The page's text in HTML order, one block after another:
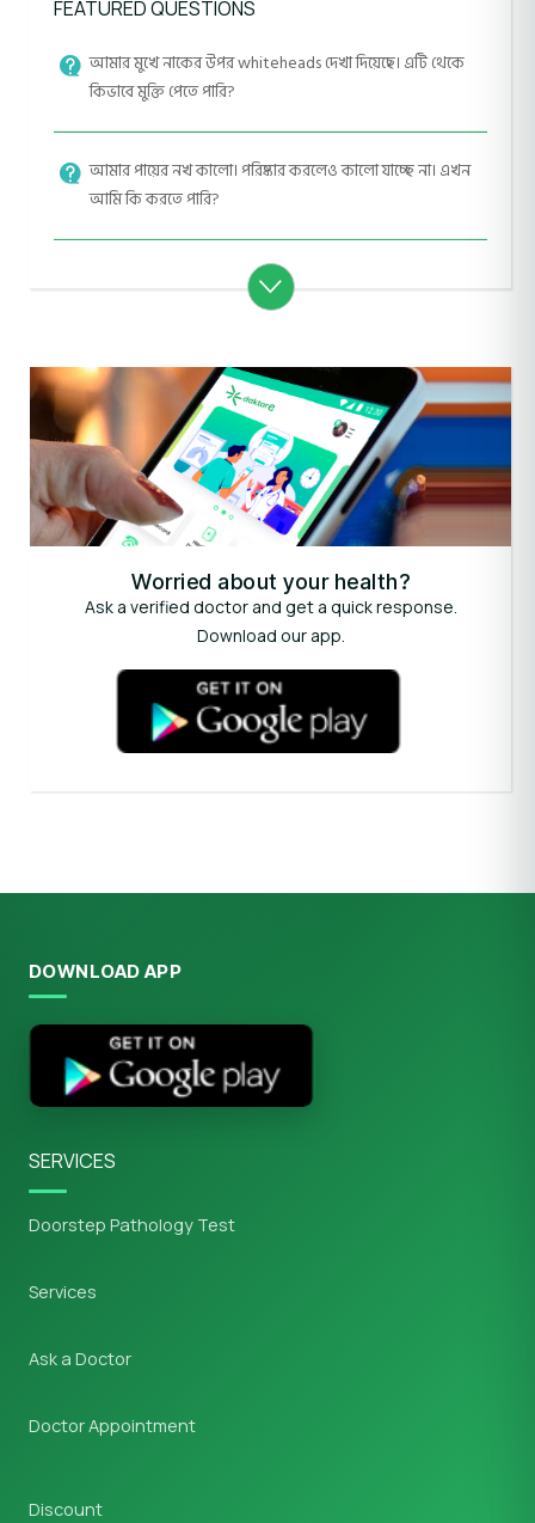
FEATURED QUESTIONS
আমার মুখে নাকের উপর whiteheads দেখা দিয়েছে। এটি থেকে
কিভাবে মুক্তি পেতে পারি?
আমার পায়ের নখ কালো। পরিষ্কার করলেও কালো যাচ্ছে না। এখন
আমি কি করতে পারি?
Worried about your health?
Ask a verified doctor and get a quick response.
Download our app.
DOWNLOAD APP
SERVICES
Doorstep Pathology Test
Services
Ask a Doctor
Doctor Appointment
Discount